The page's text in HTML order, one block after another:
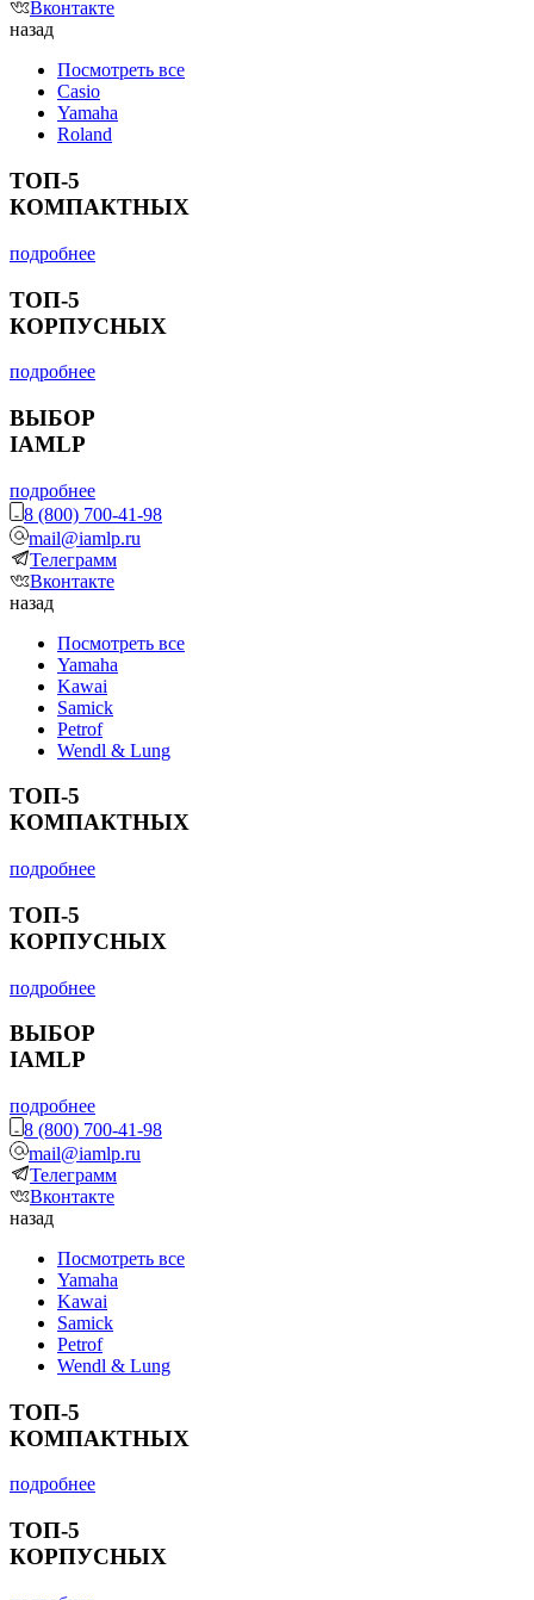
Вконтакте
назад
Посмотреть все
Casio
Yamaha
Roland
ТОП-5
КОМПАКТНЫХ
подробнее
ТОП-5
КОРПУСНЫХ
подробнее
ВЫБОР
IAMLP
подробнее
8 (800) 700-41-98
mail@iamlp.ru
Телеграмм
Вконтакте
назад
Посмотреть все
Yamaha
Kawai
Samick
Petrof
Wendl & Lung
ТОП-5
КОМПАКТНЫХ
подробнее
ТОП-5
КОРПУСНЫХ
подробнее
ВЫБОР
IAMLP
подробнее
8 (800) 700-41-98
mail@iamlp.ru
Телеграмм
Вконтакте
назад
Посмотреть все
Yamaha
Kawai
Samick
Petrof
Wendl & Lung
ТОП-5
КОМПАКТНЫХ
подробнее
ТОП-5
КОРПУСНЫХ